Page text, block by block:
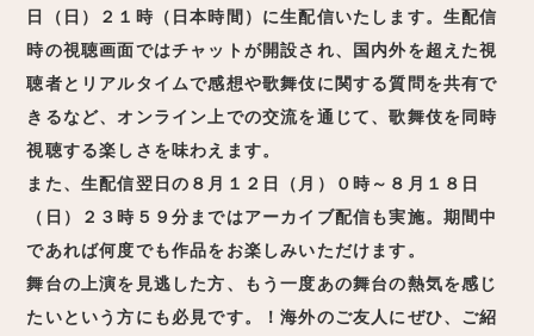
日（日）２１時（日本時間）に生配信いたします。生配信
時の視聴画面ではチャットが開設され、国内外を超えた視
聴者とリアルタイムで感想や歌舞伎に関する質問を共有で
きるなど、オンライン上での交流を通じて、歌舞伎を同時
視聴する楽しさを味わえます。
また、生配信翌日の８月１２日（月）０時～８月１８日
（日）２３時５９分まではアーカイブ配信も実施。期間中
であれば何度でも作品をお楽しみいただけます。
舞台の上演を見逃した方、もう一度あの舞台の熱気を感じ
たいという方にも必見です。！海外のご友人にぜひ、ご紹